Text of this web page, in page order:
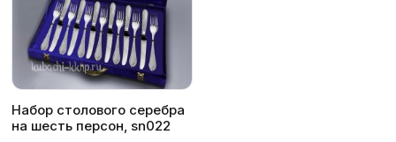
Набор столового серебра
на шесть персон, sn022